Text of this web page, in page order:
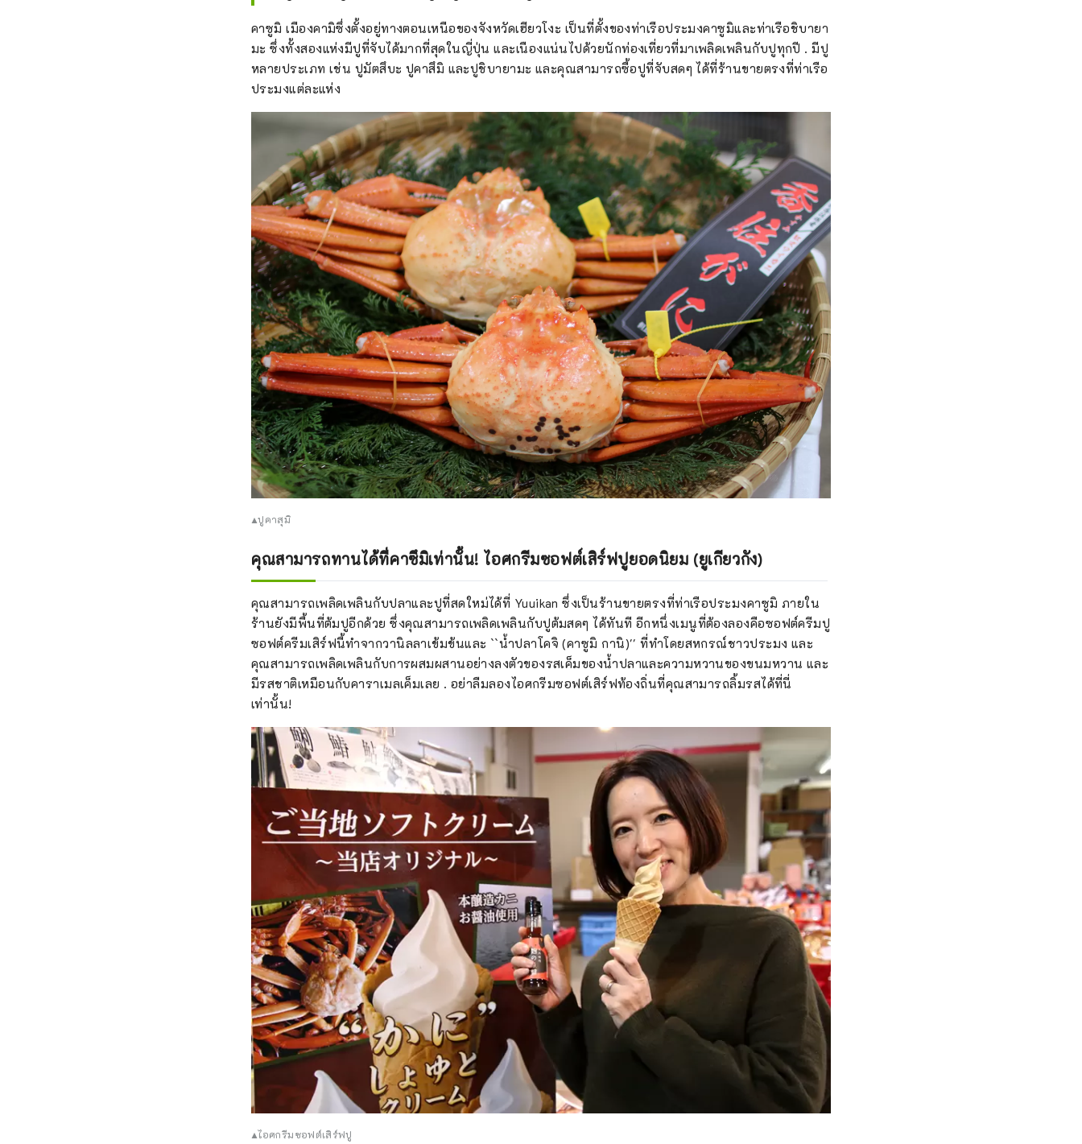
คาซูมิ เมืองคามิซึ่งตั้งอยู่ทางตอนเหนือของจังหวัดเฮียวโงะ เป็นที่ตั้งของท่าเรือประมงคาซูมิและท่าเรือชิบายา
มะ ซึ่งทั้งสองแห่งมีปูที่จับได้มากที่สุดในญี่ปุ่น และเนืองแน่นไปด้วยนักท่องเที่ยวที่มาเพลิดเพลินกับปูทุกปี . มีปู
หลายประเภท เช่น ปูมัตสึบะ ปูคาสึมิ และปูชิบายามะ และคุณสามารถซื้อปูที่จับสดๆ ได้ที่ร้านขายตรงที่ท่าเรือ
ประมงแต่ละแห่ง
▲ปูคาสุมิ
คุณสามารถทานได้ที่คาซึมิเท่านั้น! ไอศกรีมซอฟต์เสิร์ฟปูยอดนิยม (ยูเกียวกัง)
คุณสามารถเพลิดเพลินกับปลาและปูที่สดใหม่ได้ที่ Yuuikan ซึ่งเป็นร้านขายตรงที่ท่าเรือประมงคาซูมิ ภายใน
ร้านยังมีพื้นที่ต้มปูอีกด้วย ซึ่งคุณสามารถเพลิดเพลินกับปูต้มสดๆ ได้ทันที อีกหนึ่งเมนูที่ต้องลองคือซอฟต์ครีมปู
ซอฟต์ครีมเสิร์ฟนี้ทำจากวานิลลาเข้มข้นและ ``น้ำปลาโคจิ (คาซูมิ กานิ)'' ที่ทำโดยสหกรณ์ชาวประมง และ
คุณสามารถเพลิดเพลินกับการผสมผสานอย่างลงตัวของรสเค็มของน้ำปลาและความหวานของขนมหวาน และ
มีรสชาติเหมือนกับคาราเมลเค็มเลย . อย่าลืมลองไอศกรีมซอฟต์เสิร์ฟท้องถิ่นที่คุณสามารถลิ้มรสได้ที่นี่
เท่านั้น!
▲ไอศกรีมซอฟต์เสิร์ฟปู